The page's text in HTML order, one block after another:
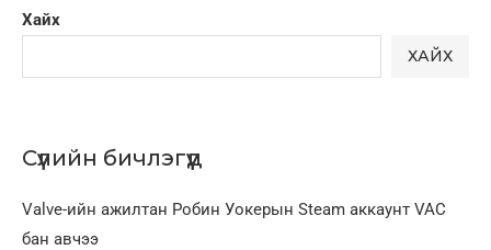
Хайх
ХАЙХ
Сүүлийн бичлэгүүд
Valve-ийн ажилтан Робин Уокерын Steam аккаунт VAC
бан авчээ